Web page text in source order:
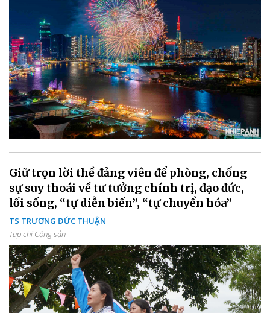
Giữ trọn lời thề đảng viên để phòng, chống
sự suy thoái về tư tưởng chính trị, đạo đức,
lối sống, “tự diễn biến”, “tự chuyển hóa”
TS TRƯƠNG ĐỨC THUẬN
Tạp chí Cộng sản